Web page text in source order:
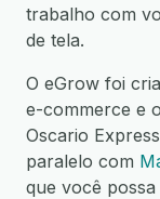
trabalho com
de tela.
O eGrow foi
e-commerce e
Oscario
paralelo com
que você